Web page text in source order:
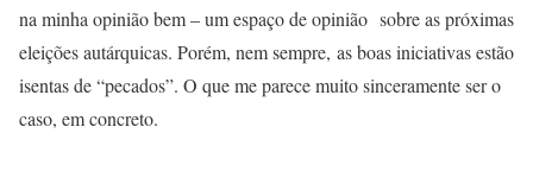
na minha opinião bem – um espaço de opinião sobre as próximas
eleições autárquicas. Porém, nem sempre, as boas iniciativas estão
isentas de “pecados”. O que me parece muito sinceramente ser o
caso, em concreto.